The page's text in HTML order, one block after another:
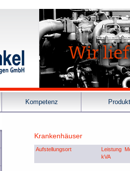
Kompetenz
Krankenhäuser
Aufstellungsort
Leistung
kVA